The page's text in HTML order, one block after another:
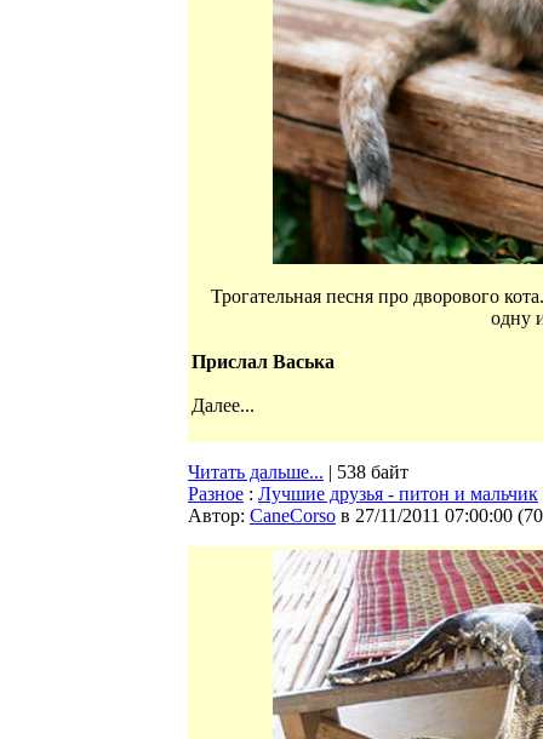
Трогательная песня про дворового
одну
Прислал Васька
Далее...
Читать дальше... | 538 байт
Разное : Лучшие друзья - питон и мальчик
Автор: CaneCorso в 27/11/2011 07:00:00 (